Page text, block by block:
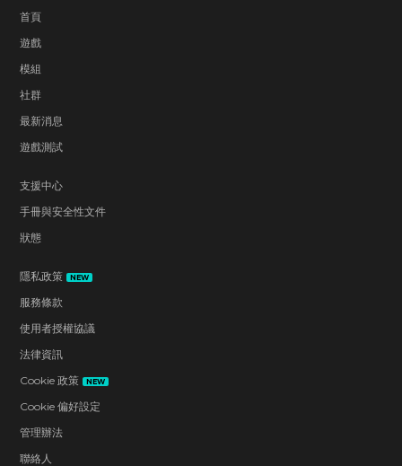
首頁
遊戲
模組
社群
最新消息
遊戲測試
支援中心
手冊與安全性文件
狀態
隱私政策 NEW
服務條款
使用者授權協議
法律資訊
Cookie 政策
NEW
Cookie 偏好設定
管理辦法
聯絡人